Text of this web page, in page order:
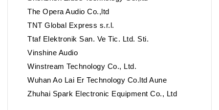
The Opera Audio Co.,ltd
TNT Global Express s.r.l.
Ttaf Elektronik San. Ve Tic. Ltd. Sti.
Vinshine Audio
Winstream Technology Co., Ltd.
Wuhan Ao Lai Er Technology Co.ltd Aune
Zhuhai Spark Electronic Equipment Co., Ltd